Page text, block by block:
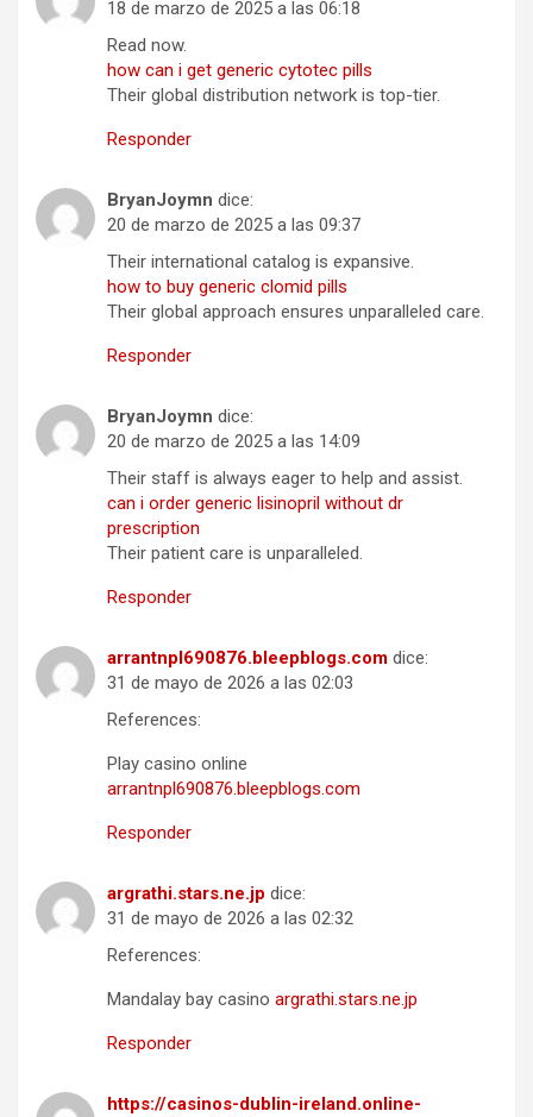
18 de marzo de 2025 a las 06:18
Read now.
how can i get generic cytotec pills
Their global distribution network is top-tier.
Responder
BryanJoymn dice:
20 de marzo de 2025 a las 09:37
Their international catalog is expansive.
how to buy generic clomid pills
Their global approach ensures unparalleled care.
Responder
BryanJoymn dice:
20 de marzo de 2025 a las 14:09
Their staff is always eager to help and assist.
can i order generic lisinopril without dr
prescription
Their patient care is unparalleled.
Responder
arrantnpl690876.bleepblogs.com dice:
31 de mayo de 2026 a las 02:03
References:
Play casino online
arrantnpl690876.bleepblogs.com
Responder
argrathi.stars.ne.jp dice:
31 de mayo de 2026 a las 02:32
References:
Mandalay bay casino argrathi.stars.ne.jp
Responder
https://casinos-dublin-ireland.online-